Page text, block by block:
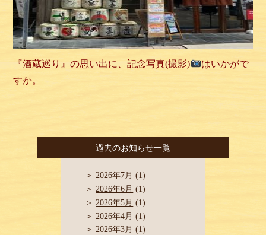
『酒蔵巡り』の思い出に、記念写真(撮影)
はいかがで
すか。
過去のお知らせ一覧
2026年7月 (1)
2026年6月 (1)
2026年5月 (1)
2026年4月 (1)
2026年3月 (1)